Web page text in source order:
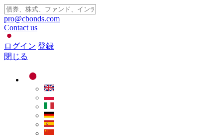
pro@cbonds.com
Contact us
ログイン 登録
閉じる